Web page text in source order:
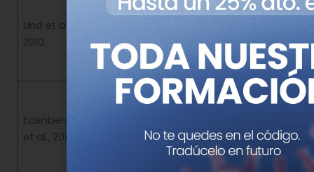
Lind et al.,
2010
EUR
Casos =
847
resultados
os a nivel
genómico
imputación
Edenberg
et al., 2010
Sin
significativ
os a nivel
Score TCA